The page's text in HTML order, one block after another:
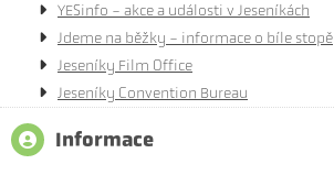
YESinfo - akce a události v Jeseníkách
Jdeme na běžky - informace o bíle stopě
Jeseníky Film Office
Jeseníky Convention Bureau
Informace